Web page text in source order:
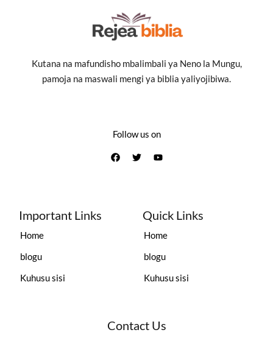
Kutana na mafundisho mbalimbali ya Neno la Mungu,
pamoja na maswali mengi ya biblia yaliyojibiwa.
Follow us on
Important Links
Home
blogu
Kuhusu sisi
Quick Links
Home
blogu
Kuhusu sisi
Contact Us